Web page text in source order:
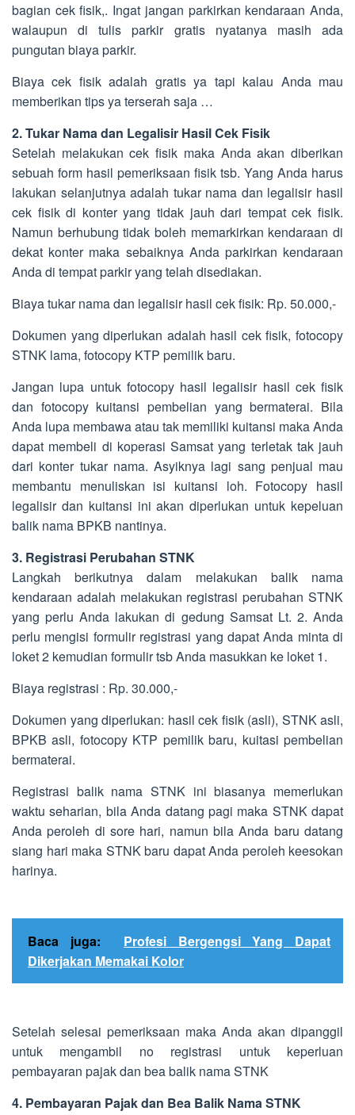
bagian cek fisik,. Ingat jangan parkirkan kendaraan Anda,
walaupun di tulis parkir gratis nyatanya masih ada
pungutan biaya parkir.
Biaya cek fisik adalah gratis ya tapi kalau Anda mau
memberikan tips ya terserah saja …
2. Tukar Nama dan Legalisir Hasil Cek Fisik
Setelah melakukan cek fisik maka Anda akan diberikan
sebuah form hasil pemeriksaan fisik tsb. Yang Anda harus
lakukan selanjutnya adalah tukar nama dan legalisir hasil
cek fisik di konter yang tidak jauh dari tempat cek fisik.
Namun berhubung tidak boleh memarkirkan kendaraan di
dekat konter maka sebaiknya Anda parkirkan kendaraan
Anda di tempat parkir yang telah disediakan.
Biaya tukar nama dan legalisir hasil cek fisik: Rp. 50.000,-
Dokumen yang diperlukan adalah hasil cek fisik, fotocopy
STNK lama, fotocopy KTP pemilik baru.
Jangan lupa untuk fotocopy hasil legalisir hasil cek fisik
dan fotocopy kuitansi pembelian yang bermaterai. Bila
Anda lupa membawa atau tak memiliki kuitansi maka Anda
dapat membeli di koperasi Samsat yang terletak tak jauh
dari konter tukar nama. Asyiknya lagi sang penjual mau
membantu menuliskan isi kuitansi loh. Fotocopy hasil
legalisir dan kuitansi ini akan diperlukan untuk kepeluan
balik nama BPKB nantinya.
3. Registrasi Perubahan STNK
Langkah berikutnya dalam melakukan balik nama
kendaraan adalah melakukan registrasi perubahan STNK
yang perlu Anda lakukan di gedung Samsat Lt. 2. Anda
perlu mengisi formulir registrasi yang dapat Anda minta di
loket 2 kemudian formulir tsb Anda masukkan ke loket 1.
Biaya registrasi : Rp. 30.000,-
Dokumen yang diperlukan: hasil cek fisik (asli), STNK asli,
BPKB asli, fotocopy KTP pemilik baru, kuitasi pembelian
bermaterai.
Registrasi balik nama STNK ini biasanya memerlukan
waktu seharian, bila Anda datang pagi maka STNK dapat
Anda peroleh di sore hari, namun bila Anda baru datang
siang hari maka STNK baru dapat Anda peroleh keesokan
harinya.
Baca juga:
Profesi Bergengsi Yang Dapat
Dikerjakan Memakai Kolor
Setelah selesai pemeriksaan maka Anda akan dipanggil
untuk mengambil no registrasi untuk keperluan
pembayaran pajak dan bea balik nama STNK
4. Pembayaran Pajak dan Bea Balik Nama STNK